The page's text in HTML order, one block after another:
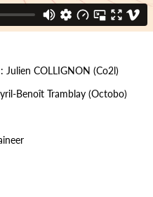
Julien COLLIGNON (Co2l)
Benoît Tramblay (Octobo)